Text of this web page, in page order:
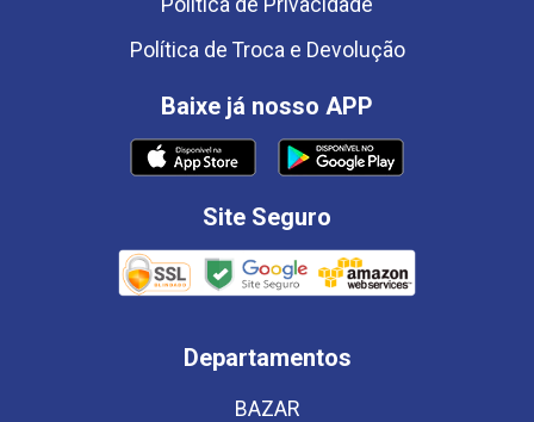
Política de Privacidade
Política de Troca e Devolução
Baixe já nosso APP
Site Seguro
Departamentos
BAZAR